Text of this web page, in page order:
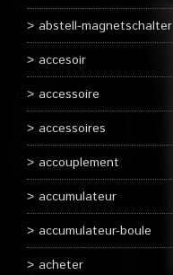
abstell-magnetschalter
accesoir
accessoire
accessoires
accouplement
accumulateur
accumulateur-boule
acheter